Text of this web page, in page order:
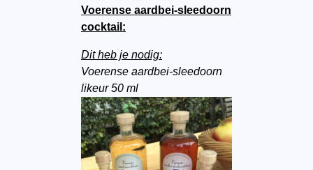
Voerense aardbei-sleedoorn
cocktail:
Dit heb je nodig:
Voerense aardbei-sleedoorn
likeur 50 ml